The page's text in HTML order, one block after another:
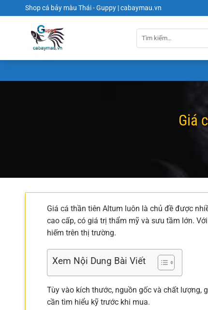
đến
Shop cá bảy màu Thái - Guppy | cabaymau.vn
Giá
Giá cá thần tiên Altum luôn là chủ đề được
cao cấp, có giá trị thẩm mỹ và sưu tầm lớn.
hiếm trên thị trường.
Xem Nội Dung Bài Viết
Tùy vào kích thước, nguồn gốc và chất lượng,
cần tìm hiểu kỹ trước khi mua.